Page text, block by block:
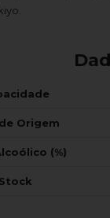
Origem
(%)
Stock